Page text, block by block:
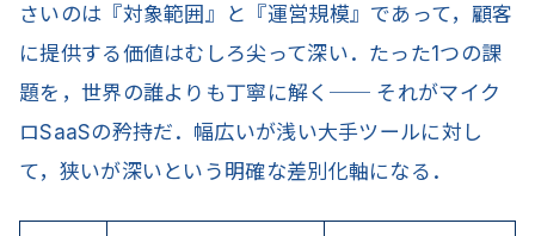
さいのは『対象範囲』と『運営規模』であって，顧客
に提供する価値はむしろ尖って深い．たった1つの課
題を，世界の誰よりも丁寧に解く── それがマイク
ロSaaSの矜持だ．幅広いが浅い大手ツールに対し
て，狭いが深いという明確な差別化軸になる．